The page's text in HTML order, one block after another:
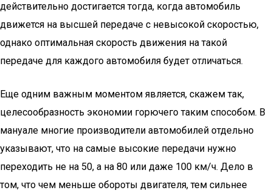
действительно достигается тогда, когда автомобиль
движется на высшей передаче с невысокой скоростью,
однако оптимальная скорость движения на такой
передаче для каждого автомобиля будет отличаться.
Еще одним важным моментом является, скажем так,
целесообразность экономии горючего таким способом. В
мануале многие производители автомобилей отдельно
указывают, что на самые высокие передачи нужно
переходить не на 50, а на 80 или даже 100 км/ч. Дело в
том, что чем меньше обороты двигателя, тем сильнее